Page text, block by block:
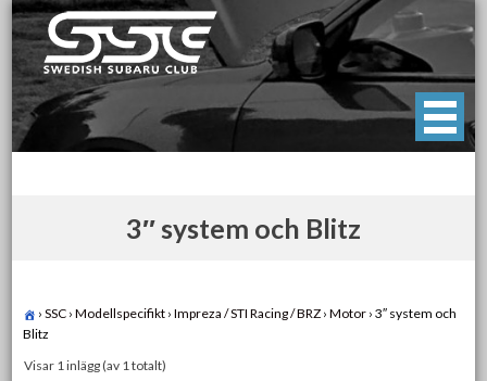
Skip
to
content
Swedish Subaru Club
För oss som älskar Subaru!
3″ system och Blitz
› SSC › Modellspecifikt › Impreza / STI Racing / BRZ › Motor › 3″ system och
Blitz
Visar 1 inlägg (av 1 totalt)